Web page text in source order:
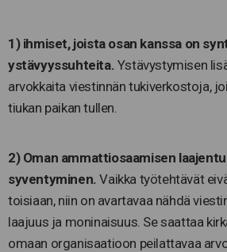
1) ihmiset, joista osan kanssa on
ystävyyssuhteita. Ystävystymisen
arvokkaita viestinnän tukiverkostoja,
tiukan paikan tullen.
2) Oman ammattiosaamisen
syventyminen. Vaikka työtehtävät
toisiaan, niin on avartavaa nähdä
laajuus ja moninaisuus. Se saattaa
omaan organisaatioon peilattavaa